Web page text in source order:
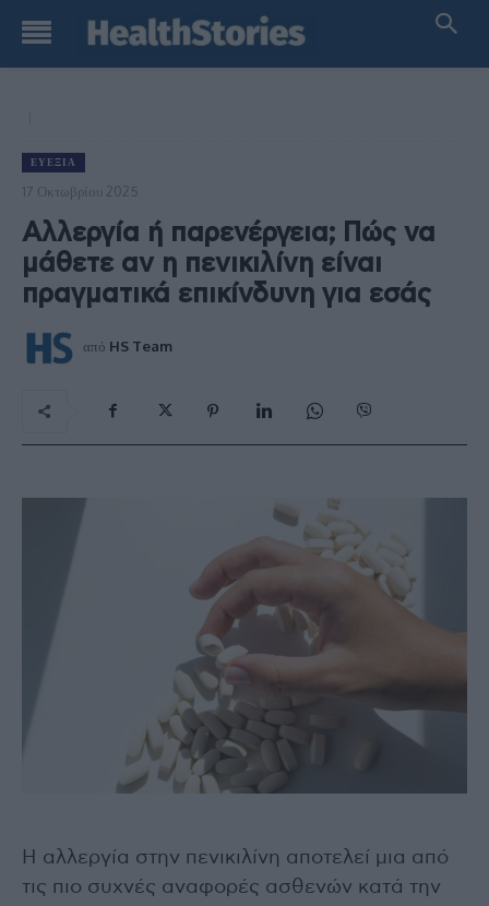
ΕΥΕΞΊΑ
17 Οκτωβρίου 2025
Αλλεργία ή παρενέργεια; Πώς να
μάθετε αν η πενικιλίνη είναι
πραγματικά επικίνδυνη για εσάς
από HS Team
Η αλλεργία στην πενικιλίνη αποτελεί μια από
τις πιο συχνές αναφορές ασθενών κατά την